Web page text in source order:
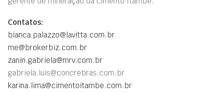
Contatos:
bianca.palazzo@lavitta.com.br
me@brokerbiz.com.br
zanin.gabriela@mrv.com.br
gabriela.luis@concrebras.com.br
karina.lima@cimentoitambe.com.br